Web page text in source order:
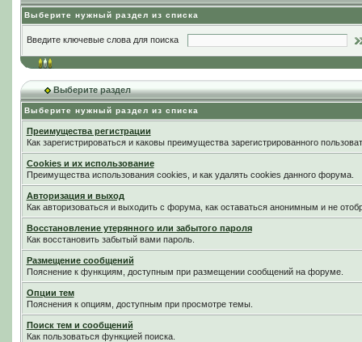
Выберите нужный раздел из списка
Введите ключевые слова для поиска
Выберите раздел
Выберите нужный раздел из списка
Преимущества регистрации
Как зарегистрироваться и каковы преимущества зарегистрированного
Cookies и их использование
Преимущества использования cookies, и как удалять cookies данного форума.
Авторизация и выход
Как авторизоваться и выходить с форума, как оставаться анонимным и не
Восстановление утерянного или забытого пароля
Как восстановить забытый вами пароль.
Размещение сообщений
Пояснение к функциям, доступным при размещении сообщений на форуме.
Опции тем
Пояснения к опциям, доступным при просмотре темы.
Поиск тем и сообщений
Как пользоваться функцией поиска.